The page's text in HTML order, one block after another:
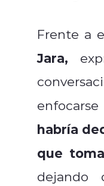
Frente a
Jara,
habría
que
dejando